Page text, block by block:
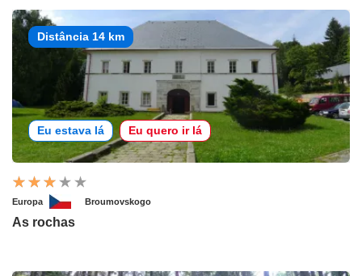
Distância 14 km
Eu estava lá Eu quero ir lá
Europa Broumovskogo
As rochas